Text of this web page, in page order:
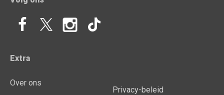
Extra
Over ons
Privacy-beleid